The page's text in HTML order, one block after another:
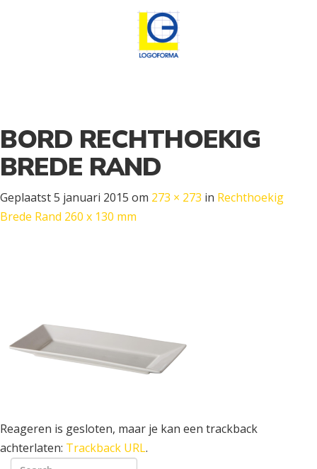
BORD RECHTHOEKIG
BREDE RAND
Geplaatst5 januari 2015 om 273 × 273 in Rechthoekig
Brede Rand 260 x 130 mm
Reageren is gesloten, maar je kan een trackback
achterlaten: Trackback URL.